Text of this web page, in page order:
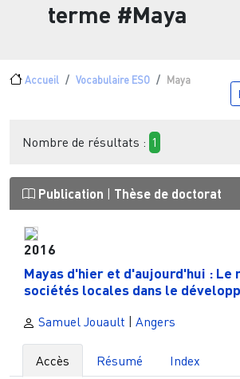
terme #Maya
Fil d'Ariane
Accueil Vocabulaire ESO Maya
Nombre de résultats : 1
Publication Thèse de doctorat
2016
Mayas d'hier et d'aujourd'hui : Le
sociétés locales dans le
Samuel Jouault Angers
Accès Résumé Index